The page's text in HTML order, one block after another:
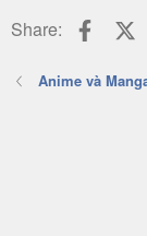
Share:
Anime và